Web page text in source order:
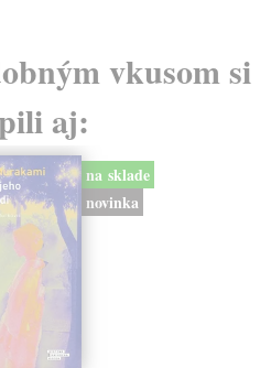
vkusom si
aj:
na sklade
novinka